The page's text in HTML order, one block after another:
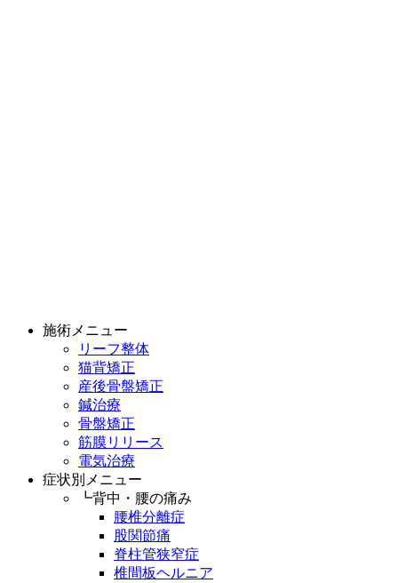
施術メニュー
リーフ整体
猫背矯正
産後骨盤矯正
鍼治療
骨盤矯正
筋膜リリース
電気治療
症状別メニュー
┗背中・腰の痛み
腰椎分離症
股関節痛
脊柱管狭窄症
椎間板ヘルニア